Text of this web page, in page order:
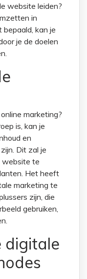
website leiden?
in
bepaald, kan je
je de doelen
marketing?
is, kan je
en
Dit zal je
website te
Het heeft
marketing te
zijn, die
gebruiken,
digitale